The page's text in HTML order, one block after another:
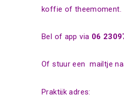
koffie of theemoment.
Bel of app via 06
Of stuur een mailtje
Praktijk adres: